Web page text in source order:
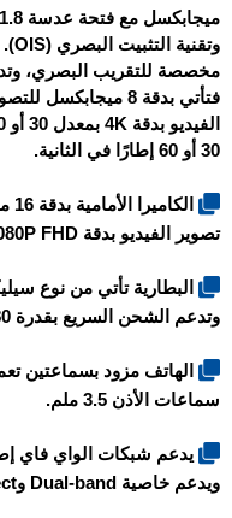
مخصصة للتقريب البصري، وتدعم
فتأتي بدقة 8
30 أو 60 إطارًا في الثانية.
تصوير الفيديو بدقة 1080P FHD بمعدل 30 إطارًا في الثانية.
وتدعم الشحن السريع بقدرة 80 واط.
الهاتف مزود بسماعتين
سماعات الأذن 3.5 ملم.
ويدعم خاصية Dual-band وWi-Fi Direct ونقطة الاتصال Hotspot.